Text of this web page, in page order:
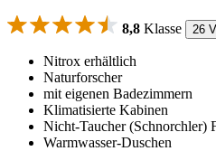
8,8 Klasse 26
Nitrox erhältlich
Naturforscher
mit eigenen Badezimmern
Klimatisierte Kabinen
Nicht-Taucher (Schnorchler)
Warmwasser-Duschen